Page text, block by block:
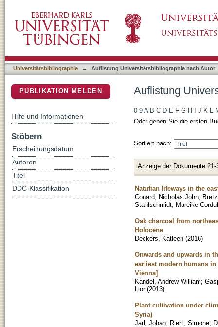
Universitätsbibliographie → Auflistung Universitätsbibliographie nach Autor
Auflistung
0-9 A B C D E F G H J K L
Oder geben Sie die ersten
Sortiert nach:
Anzeige der Dokumente 21-
Natufian lifeways in the
Conard, Nicholas John;
Stahlschmidt, Mareike
Oak charcoal from
Holocene
Deckers, Katleen (2016)
Onwards and upwards in
earliest modern humans in
Vienna]
Kandel, Andrew William;
Lior (2013)
Plant cultivation under
Syria)
Jarl, Johan; Riehl, Simone;
PUBLIKATION MELDEN
Hilfe und Informationen
Stöbern
Erscheinungsdatum
Autoren
Titel
DDC-Klassifikation